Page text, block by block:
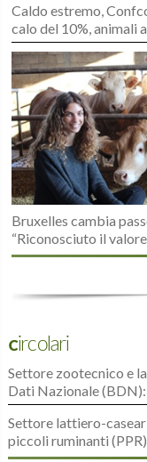
Caldo estremo,
calo del 10%, animali
Bruxelles cambia
“Riconosciuto il
Circolari
Settore zootecnico e
Dati Nazionale
Settore lattiero-
piccoli ruminanti